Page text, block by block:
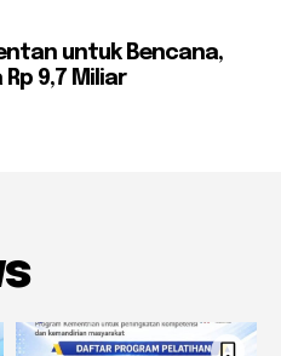
untuk Bencana,
9,7 Miliar